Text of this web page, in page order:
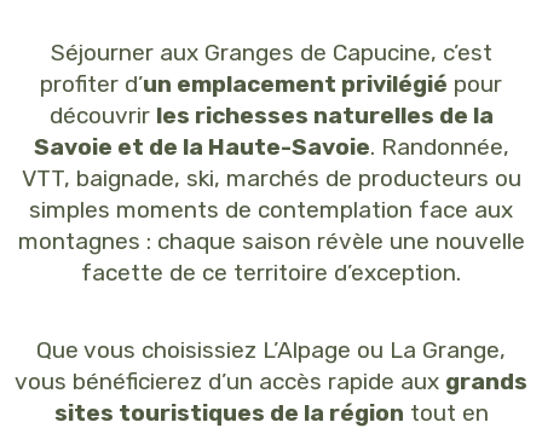
Séjourner aux Granges de Capucine, c’est
profiter d’un emplacement privilégié pour
découvrir les richesses naturelles de la
Savoie et de la Haute-Savoie. Randonnée,
VTT, baignade, ski, marchés de producteurs ou
simples moments de contemplation face aux
montagnes : chaque saison révèle une nouvelle
facette de ce territoire d’exception.
Que vous choisissiez L’Alpage ou La Grange,
vous bénéficierez d’un accès rapide aux grands
sites touristiques de la région tout en